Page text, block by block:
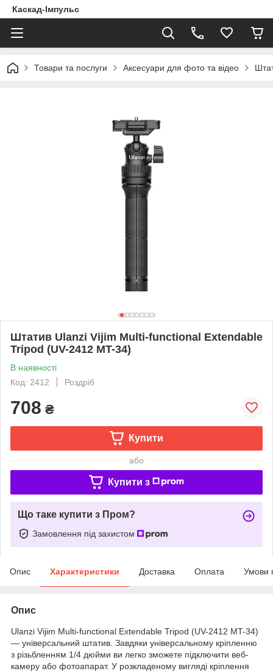
Каскад-Імпульс
Товари та послуги Аксесуари для фото та відео
Штатив Ulanzi Vijim Multi-functional Extendable
Tripod (UV-2412 MT-34)
В наявності
Код: 2412
Роздріб
708 ₴
Купити
або
Купити з
Що таке купити з Пром?
Замовлення під захистом
Опис Характеристики Доставка Оплата Умови
Опис
Ulanzi Vijim Multi-functional Extendable Tripod (UV-2412 MT-34)
— універсальний штатив. Завдяки універсальному кріпленню
з різьбленням 1/4 дюйми ви легко зможете підключити веб-
камеру або фотоапарат. У розкладеному вигляді кріплення